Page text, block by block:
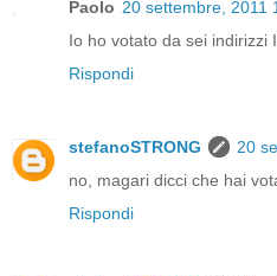
Paolo 20 settembre, 2011
Io ho votato da sei indirizzi
Rispondi
stefanoSTRONG
20
no, magari dicci che hai
Rispondi